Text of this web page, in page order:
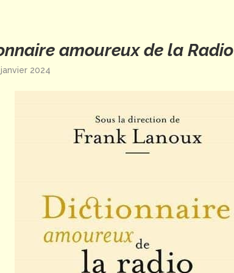
amoureux de la Radio
janvier 2024